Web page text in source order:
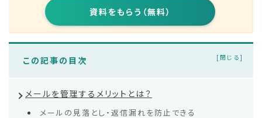
資料をもらう（無料）
この記事の目次
メールを管理するメリットとは？
メールの見落とし・返信漏れを防止できる